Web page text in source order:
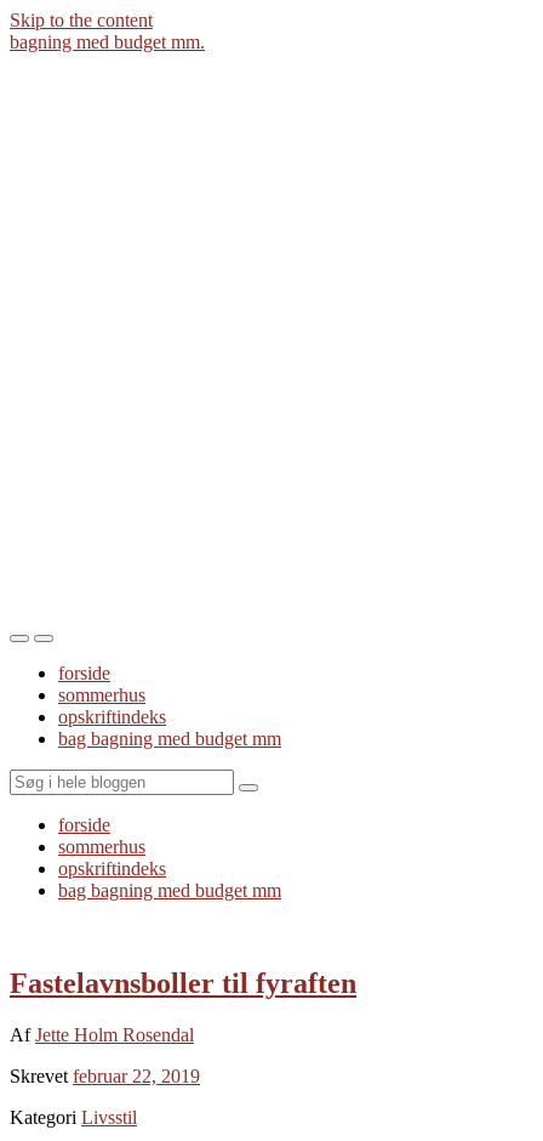
Skip to the content
bagning med budget mm.
Toggle
mobile
menu
Toggle
the
search
field
forside
sommerhus
opskriftindeks
bag bagning med budget mm
Search
forside
sommerhus
opskriftindeks
bag bagning med budget mm
Fastelavnsboller til fyraften
AfJette Holm Rosendal
Skrevet februar 22, 2019
Kategori Livsstil